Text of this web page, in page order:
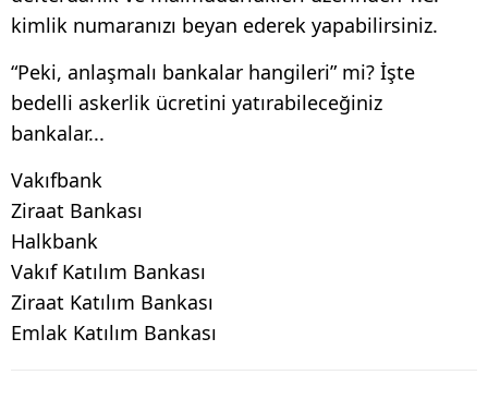
kimlik numaranızı beyan ederek yapabilirsiniz.
“Peki, anlaşmalı bankalar hangileri” mi? İşte
bedelli askerlik ücretini yatırabileceğiniz
bankalar...
Vakıfbank
Ziraat Bankası
Halkbank
Vakıf Katılım Bankası
Ziraat Katılım Bankası
Emlak Katılım Bankası